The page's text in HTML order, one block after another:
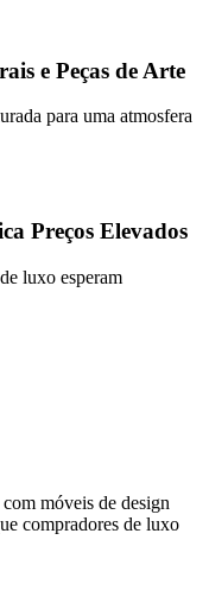
e Peças de Arte
para uma atmosfera
Preços Elevados
luxo esperam
móveis de design
compradores de luxo